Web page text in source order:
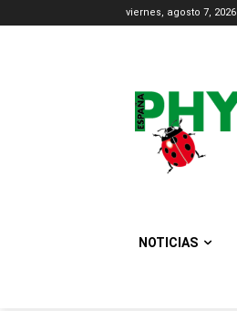
viernes, agosto 7, 2026
NOTICIAS